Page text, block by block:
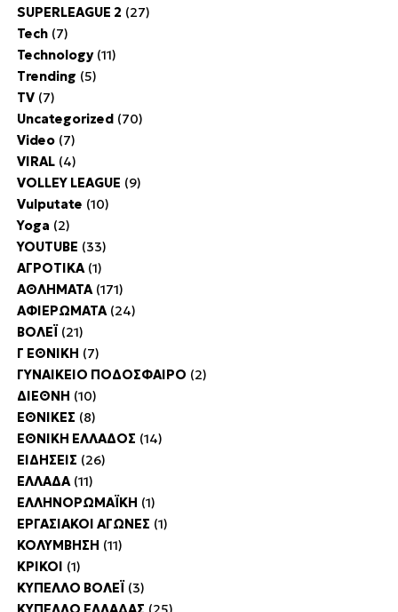
SUPERLEAGUE 2 (27)
Tech(7)
Technology(11)
Trending (5)
TV(7)
Uncategorized(70)
Video(7)
VIRAL(4)
VOLLEY LEAGUE (9)
Vulputate (10)
Yoga (2)
YOUTUBE (33)
ΑΓΡΟΤΙΚΑ(1)
ΑΘΛΗΜΑΤΑ(171)
ΑΦΙΕΡΩΜΑΤΑ(24)
ΒΟΛΕΪ (21)
Γ ΕΘΝΙΚΗ (7)
ΓΥΝΑΙΚΕΙΟ ΠΟΔΟΣΦΑΙΡΟ (2)
ΔΙΕΘΝΗ (10)
ΕΘΝΙΚΕΣ (8)
ΕΘΝΙΚΗ ΕΛΛΑΔΟΣ (14)
ΕΙΔΗΣΕΙΣ (26)
ΕΛΛΑΔΑ(11)
ΕΛΛΗΝΟΡΩΜΑΪΚΗ (1)
ΕΡΓΑΣΙΑΚΟΙ ΑΓΩΝΕΣ (1)
ΚΟΛΥΜΒΗΣΗ (11)
ΚΡΙΚΟΙ (1)
ΚΥΠΕΛΛΟ ΒΟΛΕΪ (3)